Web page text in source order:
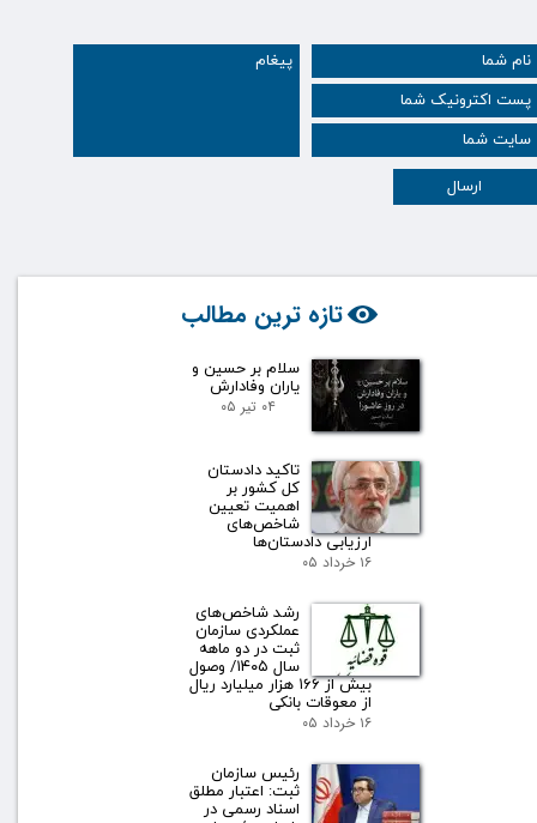
ارسال
تازه ترین مطالب
سلام بر حسین و
یاران وفادارش
۰۴ تیر ۰۵
تاکید دادستان
کل کشور بر
اهمیت تعیین
شاخص‌های
ارزیابی دادستان‌ها
۱۶ خرداد ۰۵
رشد شاخص‌های
عملکردی سازمان
ثبت در دو ماهه
سال ۱۴۰۵/ وصول
بیش از ۱۶۶ هزار میلیارد ریال
از معوقات بانکی
۱۶ خرداد ۰۵
رئیس سازمان
ثبت: اعتبار مطلق
اسناد رسمی در